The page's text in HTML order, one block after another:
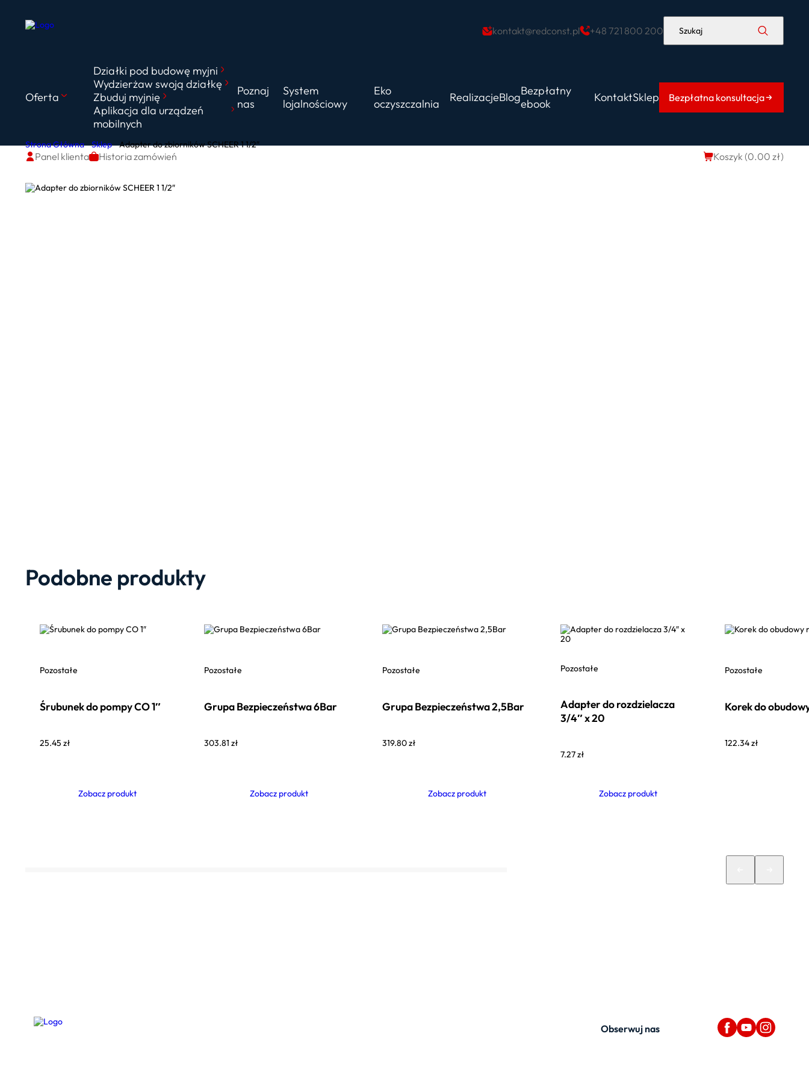
kontakt@redconst.pl +48 721 800 200 Szukaj
Oferta
Działki pod budowę myjni
Wydzierżaw swoją działkę
Zbuduj myjnię
Aplikacja dla urządzeń
mobilnych
Poznaj
nas
System
lojalnościowy
Eko
oczyszczalnia
RealizacjeBlogBezpłatny
ebook
KontaktSklep Bezpłatna konsultacja
Panel klienta Historia zamówień Koszyk (0.00 zł)
Strona Główna Sklep Adapter do zbiorników SCHEER 1 1/2″
Podobne produkty
Pozostałe
Śrubunek do pompy CO 1″
25.45 zł
Zobacz produkt
Pozostałe
Grupa Bezpieczeństwa 6Bar
303.81 zł
Zobacz produkt
Pozostałe
Grupa Bezpieczeństwa 2,5Bar
319.80zł
Zobacz produkt
Pozostałe
Adapter do rozdzielacza
3/4″ x 20
7.27zł
Zobacz produkt
Pozostałe
Korek do
122.34zł
Obserwuj nas